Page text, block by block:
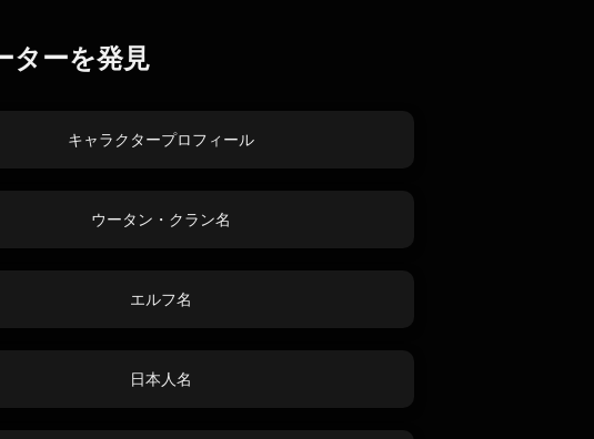
ターを発見
キャラクタープロフィール
ウータン・クラン名
エルフ名
日本人名